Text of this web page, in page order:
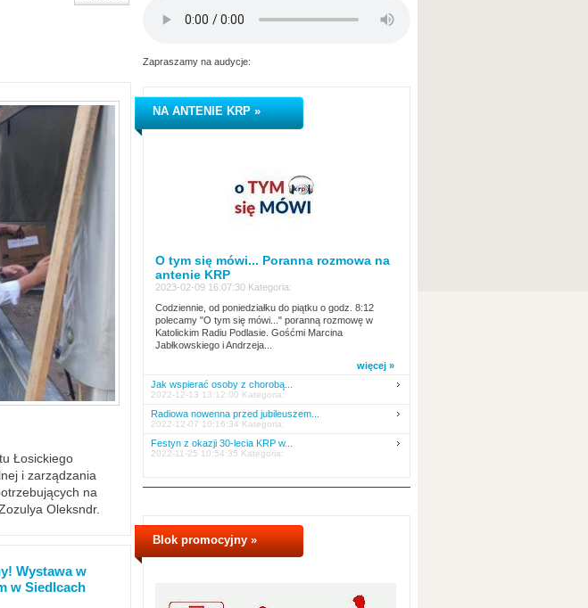
Łosickiego
i zarządzania
na
Oleksndr.
Wystawa w
w Siedlcach
Zapraszamy na audycje:
NA ANTENIE KRP »
O tym się mówi... Poranna rozmowa na
antenie KRP
2023-02-09 16:07:30 Kategoria:
Codziennie, od poniedziałku do piątku o godz. 8:12
polecamy "O tym się mówi..." poranną rozmowę w
Katolickim Radiu Podlasie. Gośćmi Marcina
Jabłkowskiego i Andrzeja...
więcej »
Jak wspierać osoby z chorobą...
2022-12-13 13:12:00 Kategoria:
Radiowa nowenna przed jubileuszem...
2022-12-07 10:16:34 Kategoria:
Festyn z okazji 30-lecia KRP w...
2022-11-25 10:54:35 Kategoria:
Blok promocyjny »